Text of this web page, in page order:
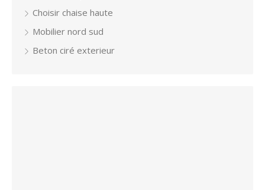
Choisir chaise haute
Mobilier nord sud
Beton ciré exterieur